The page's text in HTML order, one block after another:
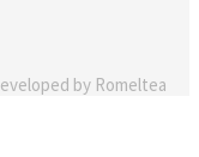
by Romeltea